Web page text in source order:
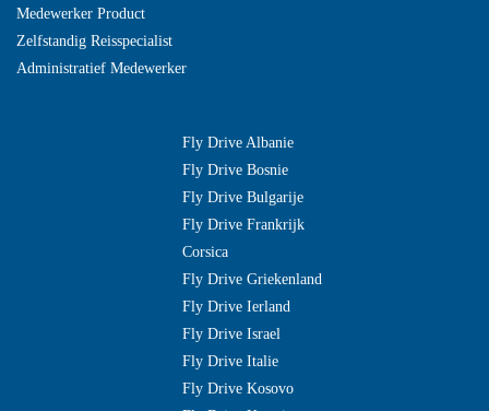
Medewerker Product
Zelfstandig Reisspecialist
Administratief Medewerker
Fly Drive Albanie
Fly Drive Bosnie
Fly Drive Bulgarije
Fly Drive Frankrijk
Corsica
Fly Drive Griekenland
Fly Drive Ierland
Fly Drive Israel
Fly Drive Italie
Fly Drive Kosovo